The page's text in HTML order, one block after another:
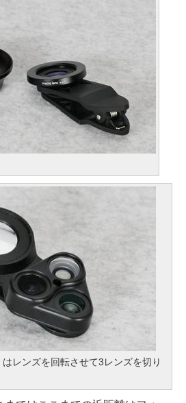
レンズを回転させて3レンズを切り